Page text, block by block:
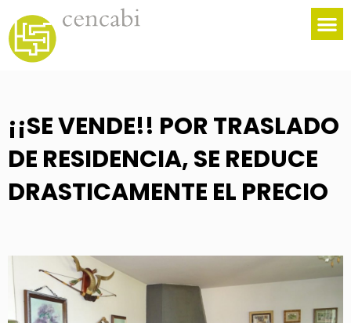
¡¡SE VENDE!! POR TRASLADO
DE RESIDENCIA, SE REDUCE
DRASTICAMENTE EL PRECIO